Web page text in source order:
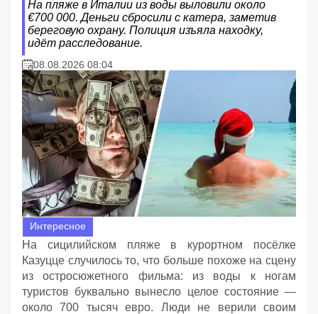
На пляже в Италии из воды выловили около
€700 000. Деньги сбросили с катера, заметив
береговую охрану. Полиция изъяла находку,
идёт расследование.
08.08.2026 08:04
Интересное
На сицилийском пляже в курортном посёлке
Казуцце случилось то, что больше похоже на сцену
из остросюжетного фильма: из воды к ногам
туристов буквально вынесло целое состояние —
около 700 тысяч евро. Люди не верили своим